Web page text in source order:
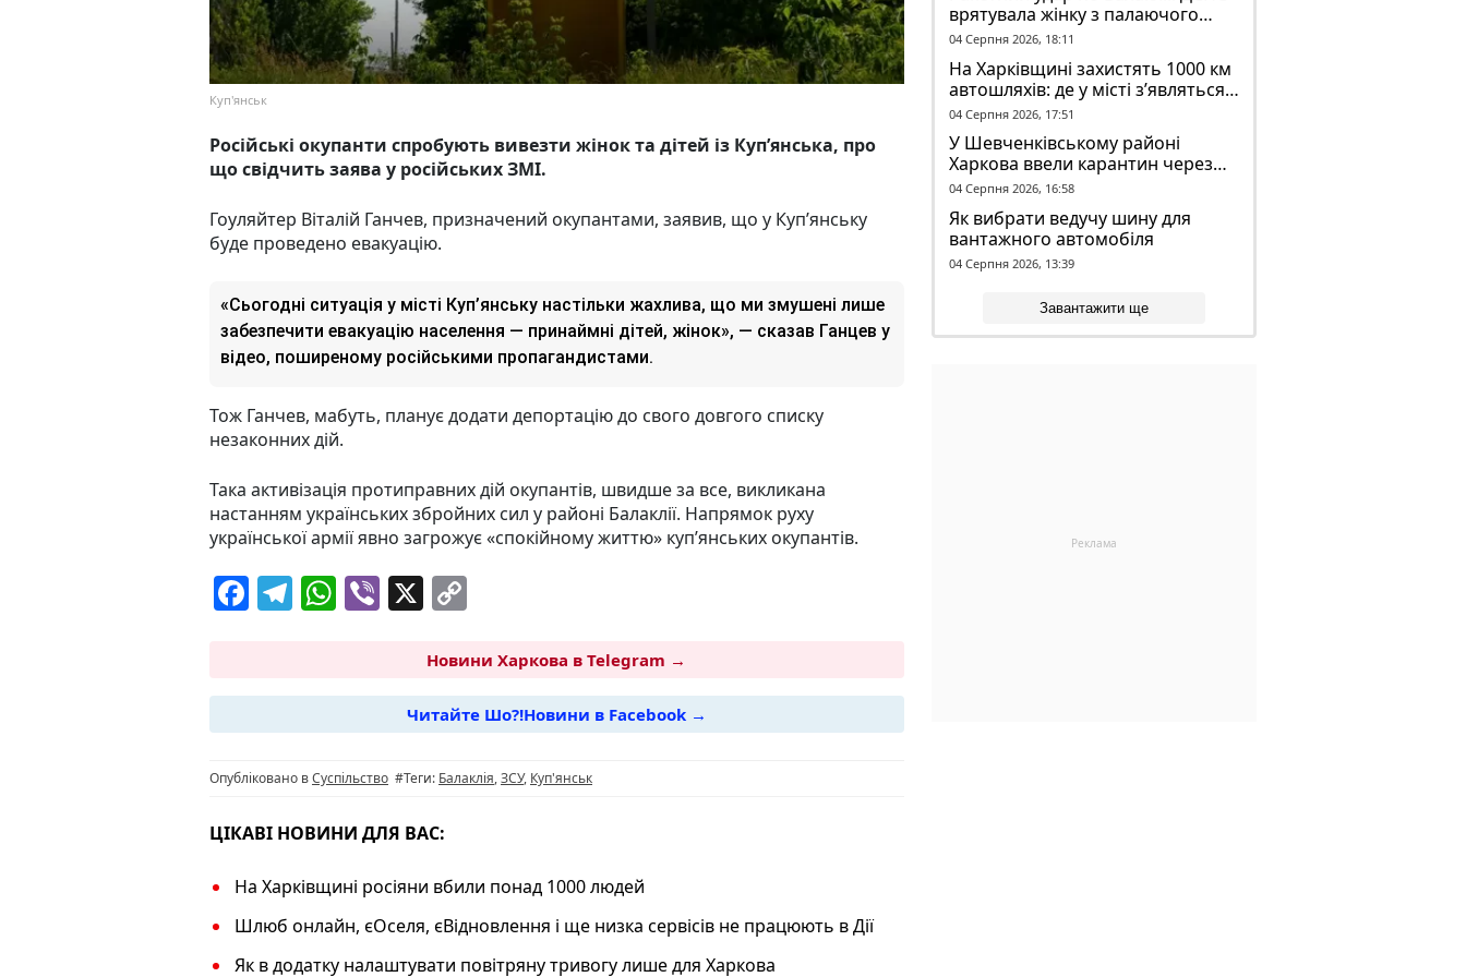
Куп'янськ
Російські окупанти спробують вивезти жінок та дітей із Куп’янська, про
що свідчить заява у російських ЗМІ.
Гоуляйтер Віталій Ганчев, призначений окупантами, заявив, що у Куп’янську
буде проведено евакуацію.
«Сьогодні ситуація у місті Куп’янську настільки жахлива, що ми змушені лише
забезпечити евакуацію населення — принаймні дітей, жінок», — сказав Ганцев у
відео, поширеному російськими пропагандистами.
Тож Ганчев, мабуть, планує додати депортацію до свого довгого списку
незаконних дій.
Така активізація протиправних дій окупантів, швидше за все, викликана
настанням українських збройних сил у районі Балаклії. Напрямок руху
української армії явно загрожує «спокійному життю» куп’янських окупантів.
F
e
b
o
k
T
g
ra
m
W
s
A
p
Vi X
p
y
Li
n
Новини Харкова в Telegram →
Читайте Шо?!Новини в Facebook →
Опубліковано вСуспільство #Теги: Балаклія,ЗСУ, Куп'янськ
ЦІКАВІ НОВИНИ ДЛЯ ВАС:
На Харківщині росіяни вбили понад 1000 людей
Шлюб онлайн, єОселя, єВідновлення і ще низка сервісів не працюють в Дії
Як в додатку налаштувати повітряну тривогу лише для Харкова
врятувала жінку з палаючого
будинку
04 Серпня 2026, 18:11
На Харківщині захистять 1000 км
автошляхів: де у місті з’являться
антидронові сітки
04 Серпня 2026, 17:51
У Шевченківському районі
Харкова ввели карантин через
скаженого кажана
04 Серпня 2026, 16:58
Як вибрати ведучу шину для
вантажного автомобіля
04 Серпня 2026, 13:39
Завантажити ще